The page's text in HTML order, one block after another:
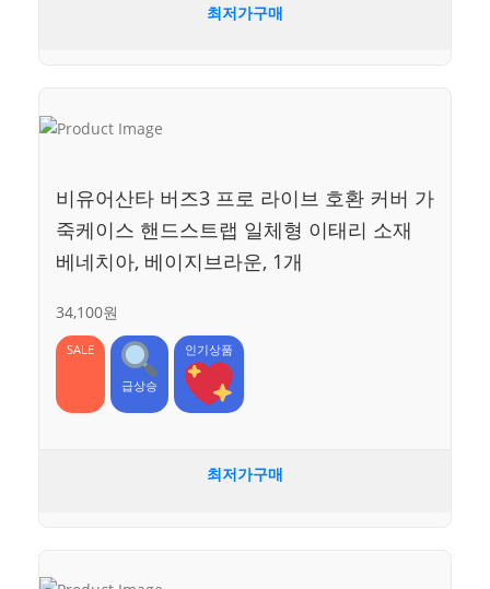
최저가구매
비유어산타 버즈3 프로 라이브 호환 커버 가
죽케이스 핸드스트랩 일체형 이태리 소재
베네치아, 베이지브라운, 1개
34,100원
SALE
급상승
인기상품
최저가구매